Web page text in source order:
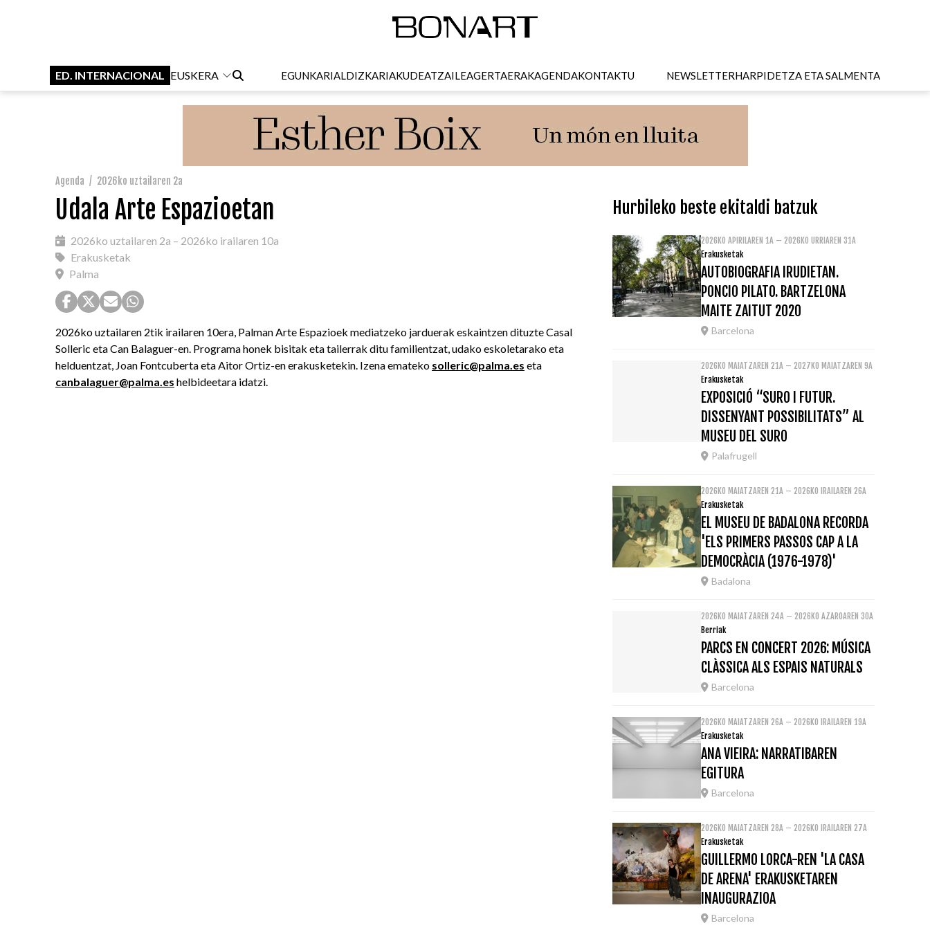
ED. INTERNACIONAL EUSKERA EGUNKARIALDIZKARIAKUDEATZAILEAGERTAERAKAGENDAKONTAKTU NEWSLETTERHARPIDETZA ETA SALMENTA
Agenda / 2026ko uztailaren 2a
Udala Arte Espazioetan
2026ko uztailaren 2a – 2026ko irailaren 10a
Erakusketak
Palma
2026ko uztailaren 2tik irailaren 10era, Palman Arte Espazioek mediatzeko jarduerak eskaintzen dituzte Casal
Solleric eta Can Balaguer-en. Programa honek bisitak eta tailerrak ditu familientzat, udako eskoletarako eta
helduentzat, Joan Fontcuberta eta Aitor Ortiz-en erakusketekin. Izena emateko solleric@palma.es eta
canbalaguer@palma.es helbideetara idatzi.
Hurbileko beste ekitaldi batzuk
2026KO APIRILAREN 1A – 2026KO URRIAREN 31A
Erakusketak
AUTOBIOGRAFIA IRUDIETAN.
PONCIO PILATO. BARTZELONA
MAITE ZAITUT 2020
Barcelona
2026KO MAIATZAREN 21A – 2027KO MAIATZAREN 9A
Erakusketak
EXPOSICIÓ “SURO I FUTUR.
DISSENYANT POSSIBILITATS” AL
MUSEU DEL SURO
Palafrugell
2026KO MAIATZAREN 21A – 2026KO IRAILAREN 26A
Erakusketak
EL MUSEU DE BADALONA RECORDA
'ELS PRIMERS PASSOS CAP A LA
DEMOCRÀCIA (1976-1978)'
Badalona
2026KO MAIATZAREN 24A – 2026KO AZAROAREN 30A
Berriak
PARCS EN CONCERT 2026: MÚSICA
CLÀSSICA ALS ESPAIS NATURALS
Barcelona
2026KO MAIATZAREN 26A – 2026KO IRAILAREN 19A
Erakusketak
ANA VIEIRA: NARRATIBAREN
EGITURA
Barcelona
2026KO MAIATZAREN 28A – 2026KO IRAILAREN 27A
Erakusketak
GUILLERMO LORCA-REN 'LA CASA
DE ARENA' ERAKUSKETAREN
INAUGURAZIOA
Barcelona